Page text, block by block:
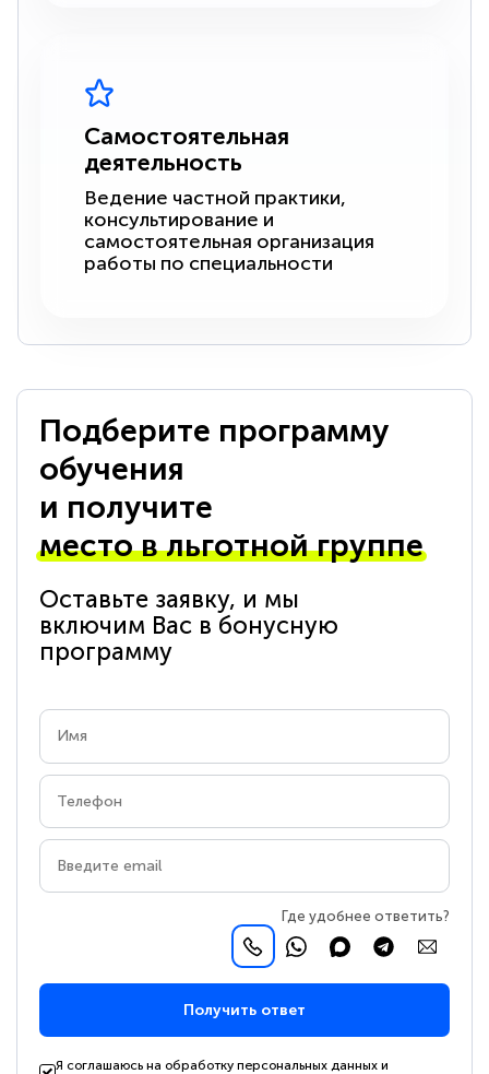
Самостоятельная
деятельность
Ведение частной практики,
консультирование и
самостоятельная организация
работы по специальности
Подберите программу
обучения
и получите
место в льготной группе
Оставьте заявку, и мы
включим Вас в бонусную
программу
Где удобнее ответить?
Получить ответ
Я соглашаюсь на обработку персональных данных и